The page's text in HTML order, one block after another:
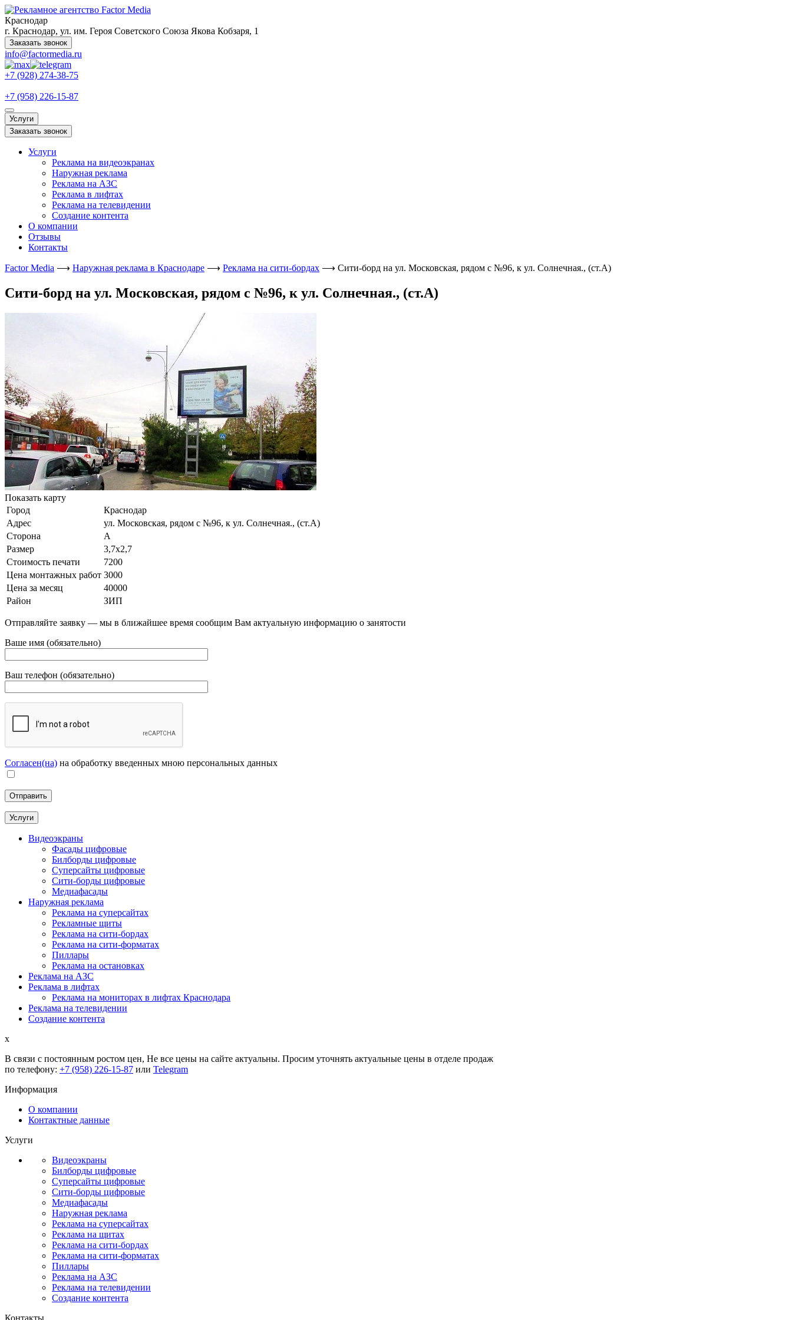
Краснодар
г. Краснодар, ул. им. Героя Советского Союза Якова Кобзаря, 1
Заказать звонок
info@factormedia.ru
+7 (928) 274-38-75
+7 (958) 226-15-87
Услуги
Заказать звонок
Услуги
Реклама на видеоэкранах
Наружная реклама
Реклама на АЗС
Реклама в лифтах
Реклама на телевидении
Создание контента
О компании
Отзывы
Контакты
Factor Media ⟶ Наружная реклама в Краснодаре ⟶ Реклама на сити-бордах ⟶ Сити-борд на ул. Московская, рядом с №96, к ул. Солнечная., (ст.А)
Сити-борд на ул. Московская, рядом с №96, к ул. Солнечная., (ст.А)
Показать карту
Город
Краснодар
Адрес
ул. Московская, рядом с №96, к ул. Солнечная., (ст.А)
Сторона
А
Размер
3,7х2,7
Стоимость печати
7200
Цена монтажных работ 3000
Цена за месяц
40000
Район
ЗИП
Отправляйте заявку — мы в ближайшее время сообщим Вам актуальную информацию о занятости
Ваше имя (обязательно)
Ваш телефон (обязательно)
Согласен(на) на обработку введенных мною персональных данных
Услуги
Видеоэкраны
Фасады цифровые
Билборды цифровые
Суперсайты цифровые
Сити-борды цифровые
Медиафасады
Наружная реклама
Реклама на суперсайтах
Рекламные щиты
Реклама на сити-бордах
Реклама на сити-форматах
Пиллары
Реклама на остановках
Реклама на АЗС
Реклама в лифтах
Реклама на мониторах в лифтах Краснодара
Реклама на телевидении
Создание контента
x
В связи с постоянным ростом цен, Не все цены на сайте актуальны. Просим уточнять актуальные цены в отделе продаж
по телефону: +7 (958) 226-15-87 или Telegram
Информация
О компании
Контактные данные
Услуги
Видеоэкраны
Билборды цифровые
Суперсайты цифровые
Сити-борды цифровые
Медиафасады
Наружная реклама
Реклама на суперсайтах
Реклама на щитах
Реклама на сити-бордах
Реклама на сити-форматах
Пиллары
Реклама на АЗС
Реклама на телевидении
Создание контента
Контакты